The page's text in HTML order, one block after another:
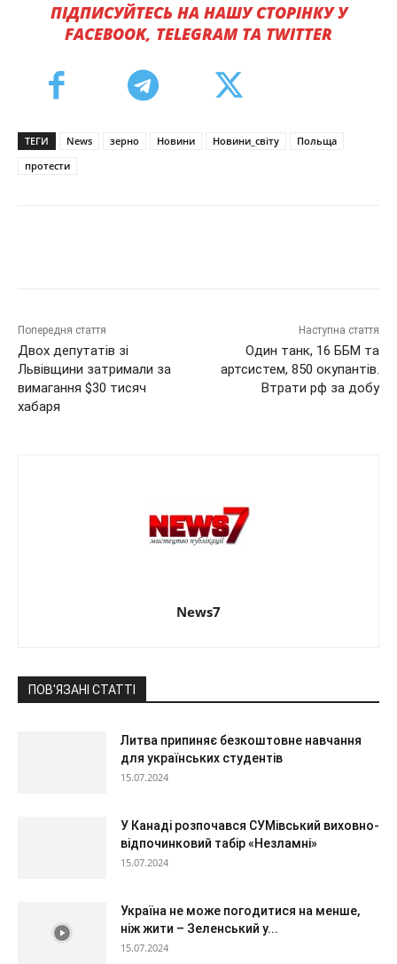
ПІДПИСУЙТЕСЬ НА НАШУ СТОРІНКУ У
FACEBOOK, TELEGRAM ТА TWITTER
ТЕГИ News зерно Новини Новини_світу
Польща
протести
Попередня стаття
Двох депутатів зі
Львівщини затримали за
вимагання $30 тисяч
хабаря
Наступна стаття
Один танк, 16 ББМ та
артсистем, 850 окупантів.
Втрати рф за добу
News7
ПОВ'ЯЗАНІ СТАТТІ
Литва припиняє безкоштовне навчання
для українських студентів
15.07.2024
У Канаді розпочався СУМівський виховно-
відпочинковий табір «Незламні»
15.07.2024
Україна не може погодитися на менше,
ніж жити – Зеленський у...
15.07.2024